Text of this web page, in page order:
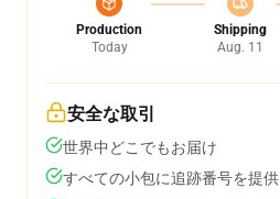
Production
Today
Shipping
Aug. 11
安全な取引
世界中どこでもお届け
すべての小包に追跡番号を提供